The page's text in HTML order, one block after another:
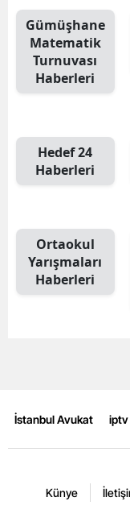
Gümüşhane
Matematik
Turnuvası
Haberleri
Hedef 24
Haberleri
Ortaokul
Yarışmaları
Haberleri
İstanbul Avukat iptv
Künye